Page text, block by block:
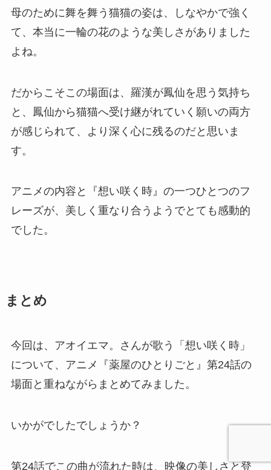
母のために舞を舞う猫猫の姿は、しなやかで強く
て、本当に一輪の花のような美しさがありました
よね。
だからこそこの場面は、羅漢が鳳仙を思う気持ち
と、鳳仙から猫猫へ受け継がれていく願いの両方
が感じられて、より深く心に残るのだと思いま
す。
アニメの内容と『想い咲く時』の一つひとつのフ
レーズが、美しく重なり合うようでとても感動的
でした。
まとめ
今回は、アオイエマ。さんが歌う「想い咲く時」
について、アニメ『薬屋のひとりごと』第24話の
場面と重ねながらまとめてみました。
いかがでしたでしょうか？
第24話でこの曲が流れた時は、映像の美しさと登